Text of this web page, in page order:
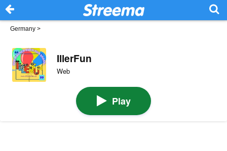
Germany >
IllerFun
Web
Play